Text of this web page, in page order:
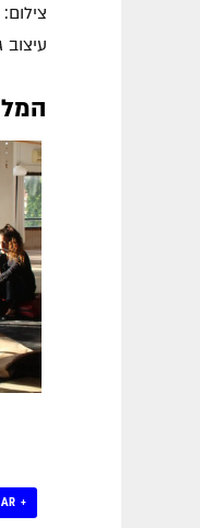
עיצוב
+ GOOGLE CALENDAR